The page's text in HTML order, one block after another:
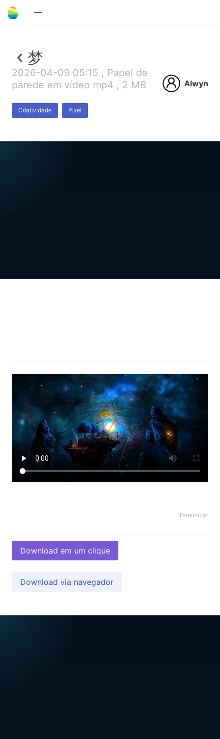
梦
2026-04-09 05:15 , Papel de
parede em vídeo mp4 , 2 MB
Criatividade Pixel
Alwyn
Denunciar
Download em um clique
Download via navegador